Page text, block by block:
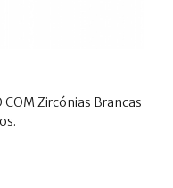
COM Zircónias Brancas